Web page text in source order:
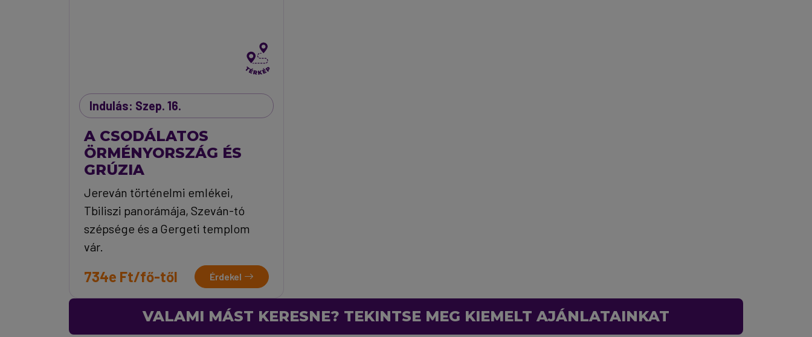
Indulás: Szep. 16.
A CSODÁLATOS
ÖRMÉNYORSZÁG ÉS
GRÚZIA
Jereván történelmi emlékei,
Tbiliszi panorámája, Szeván-tó
szépsége és a Gergeti templom
vár.
734e Ft/fő-től Érdekel
VALAMI MÁST KERESNE? TEKINTSE MEG KIEMELT AJÁNLATAINKAT